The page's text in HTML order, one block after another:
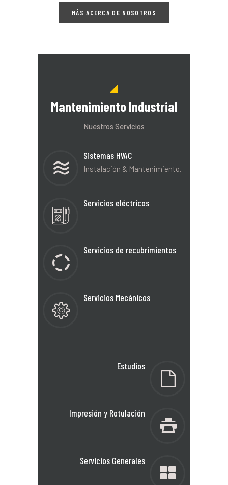
MÁS ACERCA DE NOSOTROS
Mantenimiento Industrial
Nuestros Servicios
Sistemas HVAC
Instalación & Mantenimiento.
Servicios eléctricos
Servicios de recubrimientos
Servicios Mecánicos
Estudios
Impresión y Rotulación
Servicios Generales